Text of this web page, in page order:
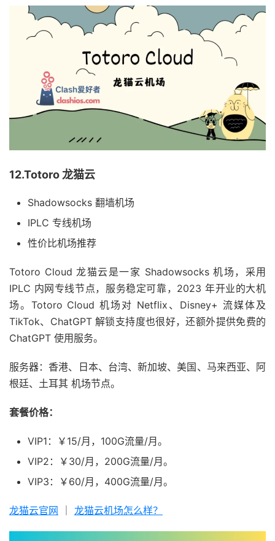
12.Totoro 龙猫云
Shadowsocks 翻墙机场
IPLC 专线机场
性价比机场推荐
Totoro Cloud 龙猫云是一家 Shadowsocks 机场，采用
IPLC 内网专线节点，服务稳定可靠，2023 年开业的大机
场。Totoro Cloud 机场对 Netflix、Disney+ 流媒体及
TikTok、ChatGPT 解锁支持度也很好，还额外提供免费的
ChatGPT 使用服务。
服务器：香港、日本、台湾、新加坡、美国、马来西亚、阿
根廷、土耳其 机场节点。
套餐价格：
VIP1：￥15/月，100G流量/月。
VIP2：￥30/月，200G流量/月。
VIP3：￥60/月，400G流量/月。
龙猫云官网 龙猫云机场怎么样？